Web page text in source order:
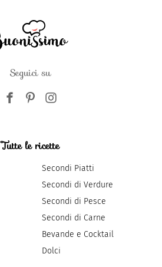
Seguici su
Tutte le ricette
Secondi Piatti
Secondi di Verdure
Secondi di Pesce
Secondi di Carne
Bevande e Cocktail
Dolci